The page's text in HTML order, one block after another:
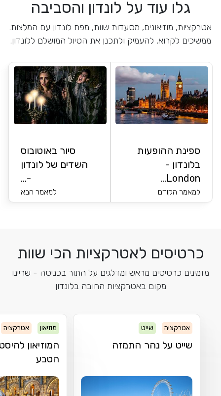
גלו עוד על לונדון והסביבה
אטרקציות, מוזיאונים, מסעדות שוות, מפת לונדון עם המלצות.
ממשיכים לקרוא, להעמיק ולתכנן את הטיול המושלם ללונדון.
ספינת ההופעות
בלונדון -
London...
למאמר הקודם
סיור באוטובוס
השדים של לונדון
-...
למאמר הבא
כרטיסים לאטרקציות הכי שוות
מזמינים כרטיסים מראש ומדלגים על התור בכניסה - שריינו
מקום באטרקציות החובה בלונדון
אטרקציה שייט
שייט על נהר התמזה
מוזיאון אטרקציה
המוזיאון
הטבע